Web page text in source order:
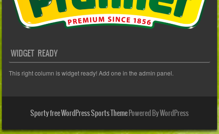
WIDGET READY
This right column is widget ready! Add one in the admin panel.
Sporty free WordPress Sports ThemePowered By WordPress